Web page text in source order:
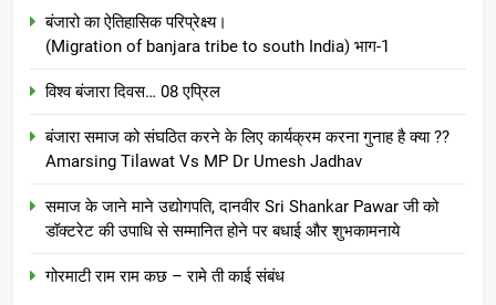
बंजारो का ऐतिहासिक परिप्रेक्ष्य।
(Migration of banjara tribe to south India) भाग-1
विश्व बंजारा दिवस… 08 एप्रिल
बंजारा समाज को संघठित करने के लिए कार्यक्रम करना गुनाह है क्या ??
Amarsing Tilawat Vs MP Dr Umesh Jadhav
समाज के जाने माने उद्योगपति, दानवीर Sri Shankar Pawar जी को
डॉक्टरेट की उपाधि से सम्मानित होने पर बधाई और शुभकामनाये
गोरमाटी राम राम कछ – रामे ती काई संबंध